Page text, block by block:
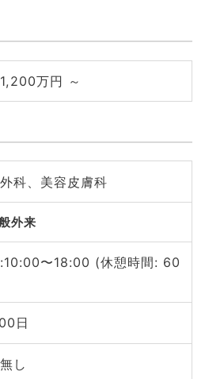
万円 ～
科、美容皮膚科
外来
〜18:00 (休憩時間: 60
日
し